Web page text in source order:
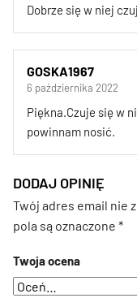
Dobrze się w niej
GOSKA1967
6 października 2022
Piękna.Czuje się w
powinnam nosić.
DODAJ OPINIĘ
Twój adres email nie
pola są oznaczone *
Twoja ocena